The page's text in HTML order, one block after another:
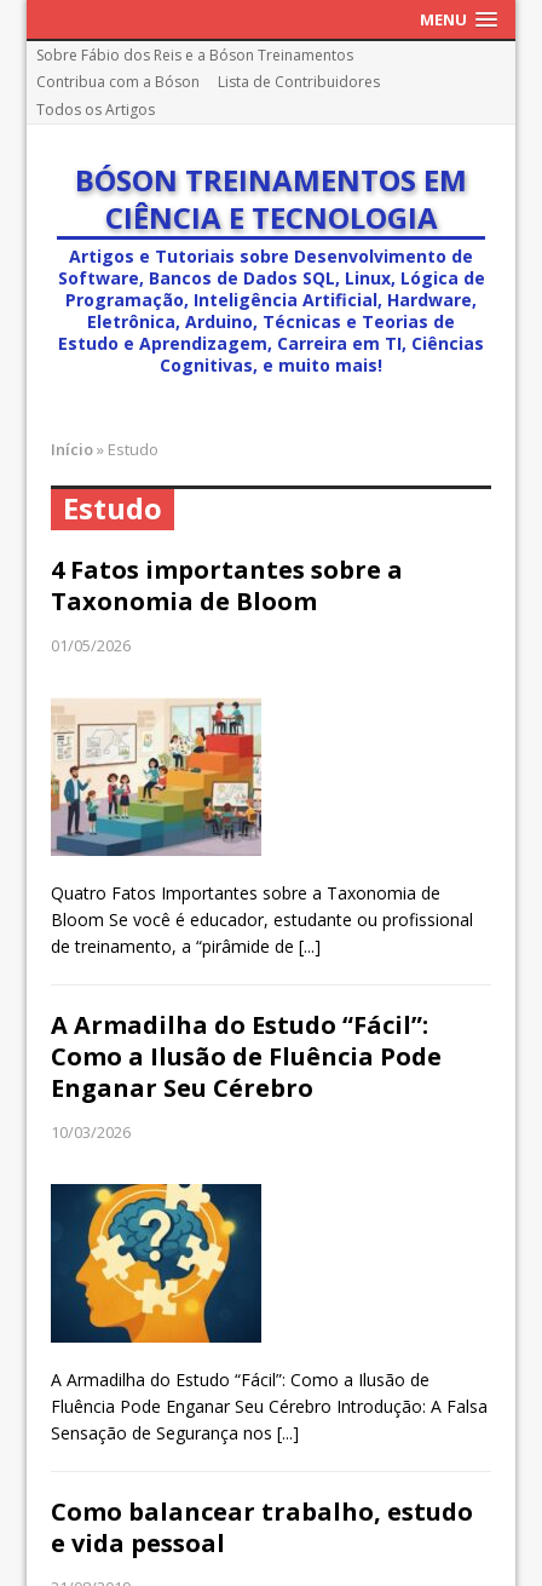
MENU
Sobre Fábio dos Reis e a Bóson Treinamentos
Contribua com a Bóson
Lista de Contribuidores
Todos os Artigos
BÓSON TREINAMENTOS EM
CIÊNCIA E TECNOLOGIA
Artigos e Tutoriais sobre Desenvolvimento de
Software, Bancos de Dados SQL, Linux, Lógica de
Programação, Inteligência Artificial, Hardware,
Eletrônica, Arduino, Técnicas e Teorias de
Estudo e Aprendizagem, Carreira em TI, Ciências
Cognitivas, e muito mais!
Início» Estudo
Estudo
4 Fatos importantes sobre a
Taxonomia de Bloom
01/05/2026
Quatro Fatos Importantes sobre a Taxonomia de
Bloom Se você é educador, estudante ou profissional
de treinamento, a “pirâmide de[...]
A Armadilha do Estudo “Fácil”:
Como a Ilusão de Fluência Pode
Enganar Seu Cérebro
10/03/2026
A Armadilha do Estudo “Fácil”: Como a Ilusão de
Fluência Pode Enganar Seu Cérebro Introdução: A Falsa
Sensação de Segurança nos[...]
Como balancear trabalho, estudo
e vida pessoal